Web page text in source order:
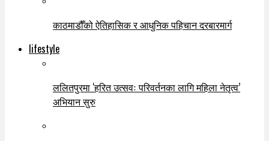
काठमाडौँको ऐतिहासिक र आधुनिक पहिचान दरबारमार्ग
lifestyle
ललितपुरमा ‘हरित उत्सवः परिवर्तनका लागि महिला नेतृत्व’
अभियान सुरु